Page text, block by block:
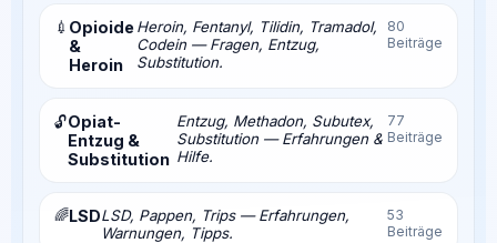
💉 Opioide
&
Heroin
Heroin, Fentanyl, Tilidin, Tramadol,
Codein — Fragen, Entzug,
Substitution.
80
Beiträge
🔓Opiat-
Entzug &
Substitution
Entzug, Methadon, Subutex,
Substitution — Erfahrungen &
Hilfe.
77
Beiträge
🌈LSDLSD, Pappen, Trips — Erfahrungen,
Warnungen, Tipps.
53
Beiträge